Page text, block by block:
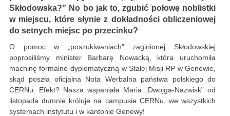
Skłodowska?” No bo jak to, zgubić połowę noblistki
w miejscu, które słynie z dokładności obliczeniowej
do setnych miejsc po przecinku?
O pomoc w „poszukiwaniach” zaginionej Skłodowskiej
poprosiliśmy minister Barbarę Nowacką, która uruchomiła
machinę formalno-dyplomatyczną w Stałej Misji RP w Genewie,
skąd poszła oficjalna Nota Werbalna państwa polskiego do
CERNu. Efekt? Nasza wspaniała Maria „Dwojga-Nazwisk” od
listopada dumnie króluje na campusie CERNu, we wszystkich
systemach instytutu i w kantonie Genewy!